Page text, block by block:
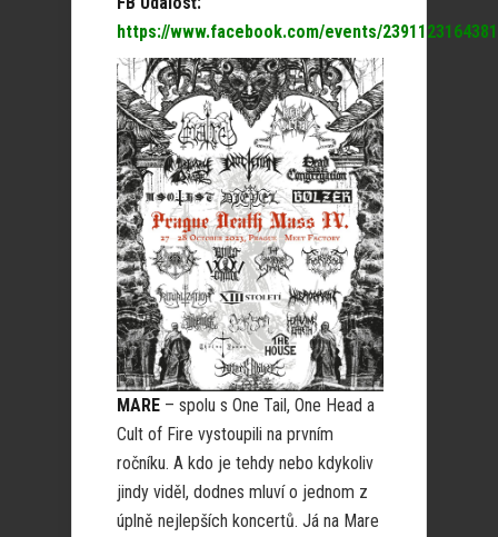
https://www.facebook.com/events/
MARE – spolu s One Tail, One Head a
Cult of Fire vystoupili na prvním
ročníku. A kdo je tehdy nebo kdykoliv
jindy viděl, dodnes mluví o jednom z
úplně nejlepších koncertů. Já na Mare